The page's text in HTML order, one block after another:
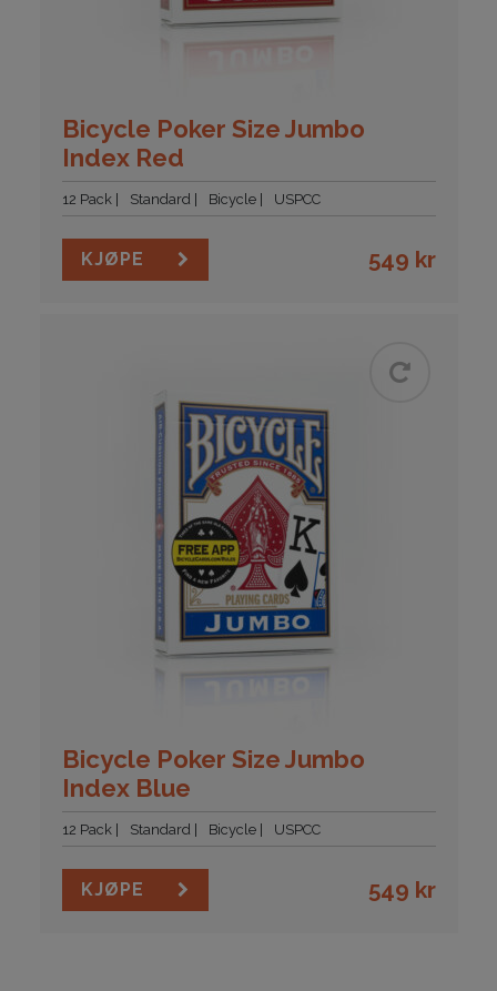
Bicycle Poker Size Jumbo
Index Red
12 Pack Standard Bicycle USPCC
KJØPE 549 kr
Bicycle Poker Size Jumbo
Index Blue
12 Pack Standard Bicycle USPCC
KJØPE 549 kr